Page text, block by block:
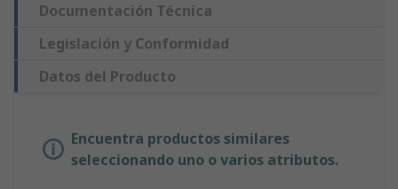
Documentación Técnica
Legislación y Conformidad
Datos del Producto
Encuentra productos similares
seleccionando uno o varios atributos.